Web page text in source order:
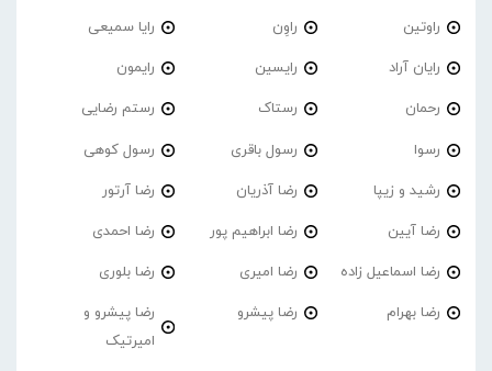
راوتین راوِن رایا سمیعی
رایان آراد رایسین رایمون
رحمان رستاک رستم رضایی
رسوا رسول باقری رسول کوهی
رشید و زیپا رضا آذریان رضا آرتور
رضا آیین رضا ابراهیم پور رضا احمدی
رضا اسماعیل زاده رضا امیری رضا بلوری
رضا بهرام رضا پیشرو
رضا پیشرو و
امیرتیک